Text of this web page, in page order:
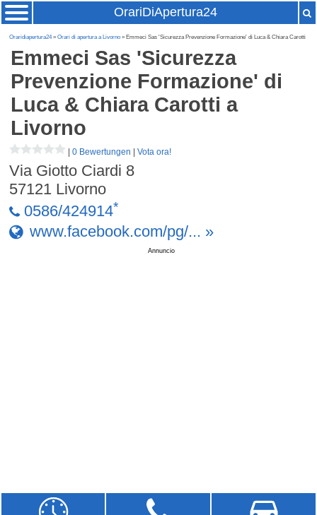
OrariDiApertura24
Oraridiapertura24»Orari di apertura a Livorno » Emmeci Sas 'Sicurezza Prevenzione Formazione' di Luca & Chiara Carotti
Emmeci Sas 'Sicurezza
Prevenzione Formazione' di
Luca & Chiara Carotti a
Livorno
|0 Bewertungen |Vota ora!
Via Giotto Ciardi 8
57121 Livorno
0586/424914*
www.facebook.com/pg/... »
Annuncio